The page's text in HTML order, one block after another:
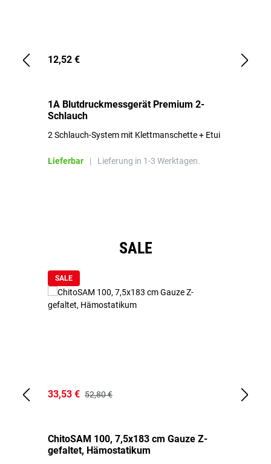
12,52 €
1A Blutdruckmessgerät Premium 2-
Schlauch
2 Schlauch-System mit Klettmanschette + Etui
Lieferbar | Lieferung in 1-3 Werktagen.
SALE
SALE
33,53 € 52,80 €
ChitoSAM 100, 7,5x183 cm Gauze Z-
gefaltet, Hämostatikum